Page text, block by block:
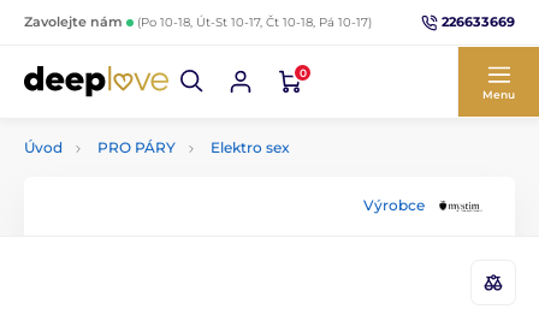
Zavolejte nám (Po 10-18, Út-St 10-17, Čt 10-18, Pá 10-17) 226633669
0
Menu
Úvod PRO PÁRY Elektro sex
Výrobce